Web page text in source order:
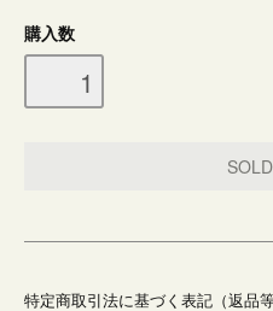
購入数
特定商取引法に基づく表記（返品等